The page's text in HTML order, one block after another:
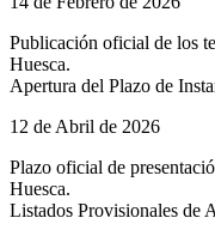
Publicación oficial de los
Huesca.
Apertura del Plazo de
Plazo oficial de
Huesca.